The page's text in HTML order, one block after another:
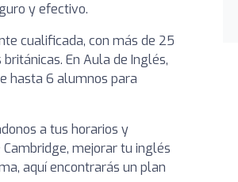
y efectivo.
cualificada, con más de 25
En Aula de Inglés,
hasta 6 alumnos para
a tus horarios y
mejorar tu inglés
aquí encontrarás un plan